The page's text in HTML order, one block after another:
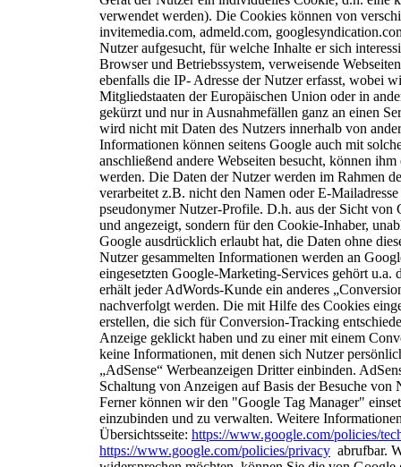
verwendet werden). Die Cookies können von
invitemedia.com, admeld.com,
Nutzer aufgesucht, für welche Inhalte er sich
Browser und Betriebssystem, verweisende
ebenfalls die IP- Adresse der Nutzer erfasst, wobei
Mitgliedstaaten der Europäischen Union oder in
gekürzt und nur in Ausnahmefällen ganz an einen
wird nicht mit Daten des Nutzers innerhalb von
Informationen können seitens Google auch mit
anschließend andere Webseiten besucht, können ihm
werden. Die Daten der Nutzer werden im Rahmen
verarbeitet z.B. nicht den Namen oder E-
pseudonymer Nutzer-Profile. D.h. aus der Sicht
und angezeigt, sondern für den Cookie-Inhaber,
Google ausdrücklich erlaubt hat, die Daten ohne
Nutzer gesammelten Informationen werden an
eingesetzten Google-Marketing-Services gehört
erhält jeder AdWords-Kunde ein anderes
nachverfolgt werden. Die mit Hilfe des Cookies
erstellen, die sich für Conversion-Tracking
Anzeige geklickt haben und zu einer mit einem
keine Informationen, mit denen sich Nutzer
„AdSense“ Werbeanzeigen Dritter einbinden.
Schaltung von Anzeigen auf Basis der Besuche von
Ferner können wir den "Google Tag Manager"
einzubinden und zu verwalten. Weitere
Übersichtsseite: https://www.google.com/policies/
https://www.google.com/policies/privacy abrufbar.